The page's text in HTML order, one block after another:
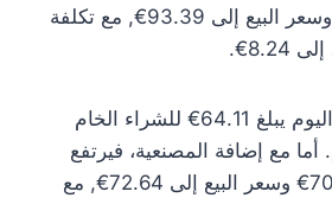
الشراء إلى 90.67€ وسعر البيع إلى 93.39€, مع تكلفة
سعر الذهب عيار 14 اليوم يبلغ 64.11€ للشراء الخام
أما مع إضافة المصنعية، فيرتفع
سعر الشراء إلى 70.52€ وسعر البيع إلى 72.64€, مع